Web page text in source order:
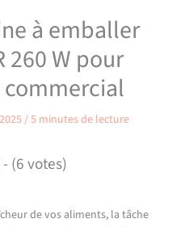
à emballer
260 W pour
/5 minutes de lecture
(6 votes)
de vos aliments, la tâche